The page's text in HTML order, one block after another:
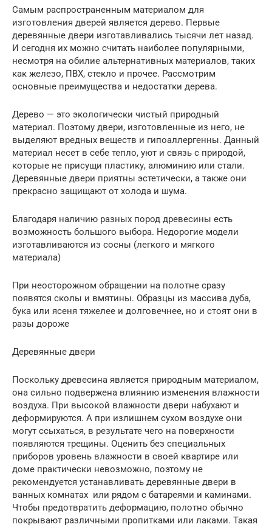
Самым распространенным материалом для
изготовления дверей является дерево. Первые
деревянные двери изготавливались тысячи лет назад.
И сегодня их можно считать наиболее популярными,
несмотря на обилие альтернативных материалов, таких
как железо, ПВХ, стекло и прочее. Рассмотрим
основные преимущества и недостатки дерева.
Дерево — это экологически чистый природный
материал. Поэтому двери, изготовленные из него, не
выделяют вредных веществ и гипоаллергенны. Данный
материал несет в себе тепло, уют и связь с природой,
которые не присущи пластику, алюминию или стали.
Деревянные двери приятны эстетически, а также они
прекрасно защищают от холода и шума.
Благодаря наличию разных пород древесины есть
возможность большого выбора. Недорогие модели
изготавливаются из сосны (легкого и мягкого
материала)
При неосторожном обращении на полотне сразу
появятся сколы и вмятины. Образцы из массива дуба,
бука или ясеня тяжелее и долговечнее, но и стоят они в
разы дороже
Деревянные двери
Поскольку древесина является природным материалом,
она сильно подвержена влиянию изменения влажности
воздуха. При высокой влажности двери набухают и
деформируются. А при излишнем сухом воздухе они
могут ссыхаться, в результате чего на поверхности
появляются трещины. Оценить без специальных
приборов уровень влажности в своей квартире или
доме практически невозможно, поэтому не
рекомендуется устанавливать деревянные двери в
ванных комнатах или рядом с батареями и каминами.
Чтобы предотвратить деформацию, полотно обычно
покрывают различными пропитками или лаками. Такая